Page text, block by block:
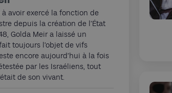
avoir exercé la fonction de
depuis la création de l’État
Golda Meir a laissé un
toujours l’objet de vifs
encore aujourd’hui à la fois
par les Israéliens, tout
de son vivant.